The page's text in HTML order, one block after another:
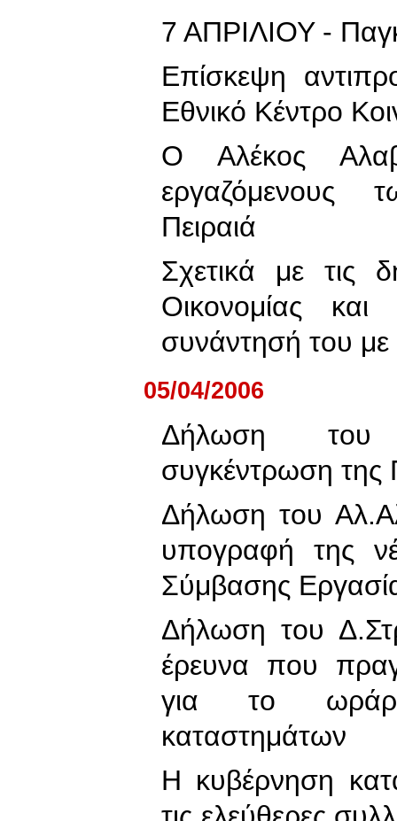
7 ΑΠΡΙΛΙΟΥ -
Επίσκεψη
Εθνικό Κέντρο
Ο Αλέκος
εργαζόμενους
Πειραιά
Σχετικά με τις
Οικονομίας
συνάντησή του
05/04/2006
Δήλωση του
συγκέντρωση
Δήλωση του
υπογραφή της
Σύμβασης
Δήλωση του
έρευνα που
για το
καταστημάτων
Η κυβέρνηση